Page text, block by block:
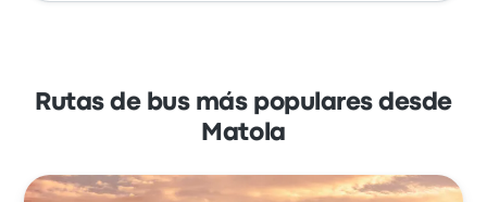
Rutas de bus más populares desde
Matola